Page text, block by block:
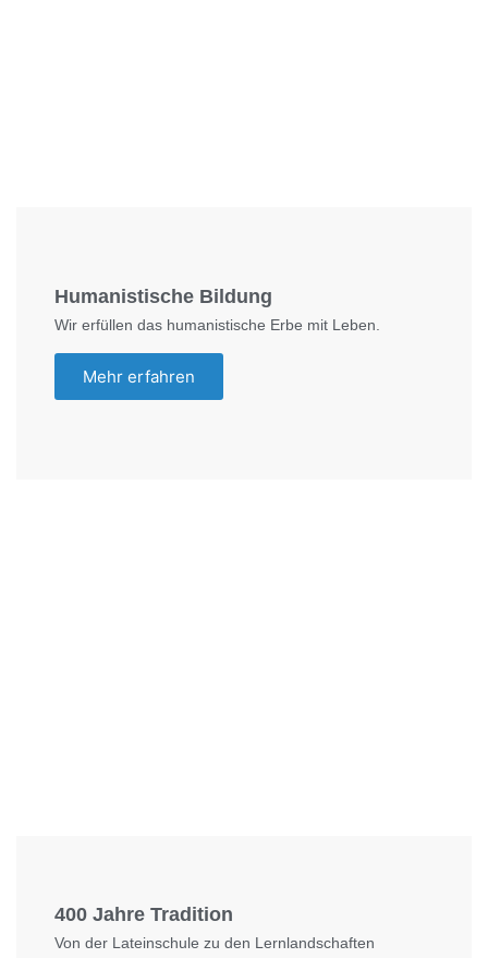
Humanistische Bildung
Wir erfüllen das humanistische Erbe mit Leben.
Mehr erfahren
400 Jahre Tradition
Von der Lateinschule zu den Lernlandschaften